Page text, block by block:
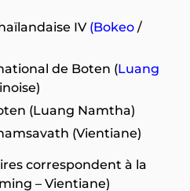
IV (Bokeo /
de Boten (Luang
(Luang Namtha)
(Vientiane)
correspondent à la
– Vientiane)